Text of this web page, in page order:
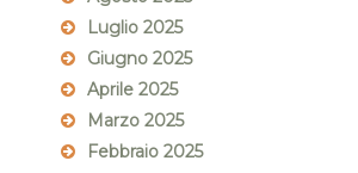
Luglio 2025
Giugno 2025
Aprile 2025
Marzo 2025
Febbraio 2025